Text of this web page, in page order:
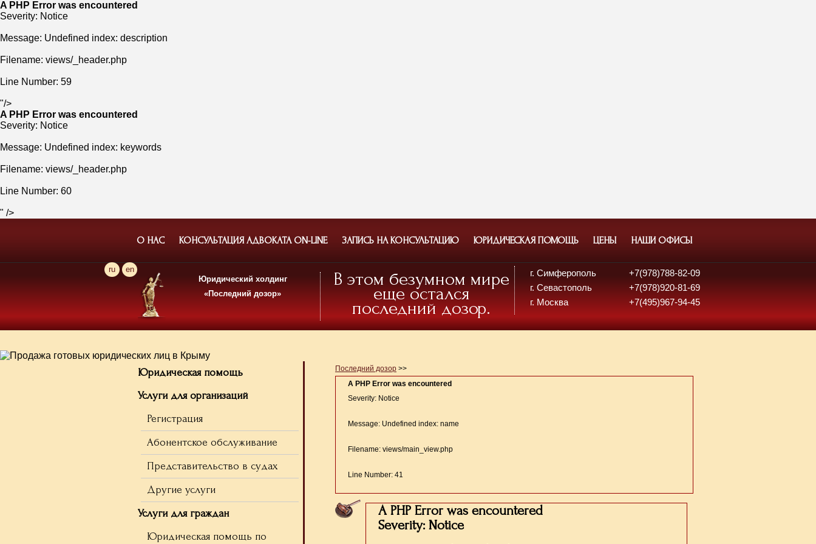
A PHP Error was encountered
Severity: Notice
Message: Undefined index: description
Filename: views/_header.php
Line Number: 59
"/>
A PHP Error was encountered
Severity: Notice
Message: Undefined index: keywords
Filename: views/_header.php
Line Number: 60
" />
О НАС КОНСУЛЬТАЦИЯ АДВОКАТА ON-LINE ЗАПИСЬ НА КОНСУЛЬТАЦИЮ ЮРИДИЧЕСКАЯ ПОМОЩЬ ЦЕНЫ НАШИ ОФИСЫ
ru
en
Юридический холдинг
«Последний дозор»
В этом безумном мире
еще остался
последний дозор.
г. Симферополь
+7(978)788-82-09
г. Севастополь
+7(978)920-81-69
г. Москва
+7(495)967-94-45
Юридическая помощь
Услуги для организаций
Регистрация
Абонентское обслуживание
Представительство в судах
Другие услуги
Услуги для граждан
Юридическая помощь по
Последний дозор >>
A PHP Error was encountered
Severity: Notice
Message: Undefined index: name
Filename: views/main_view.php
Line Number: 41
A PHP Error was encountered
Severity: Notice